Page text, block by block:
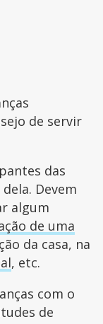
de servir
das
Devem
algum
de uma
da casa, na
, etc.
com o
de